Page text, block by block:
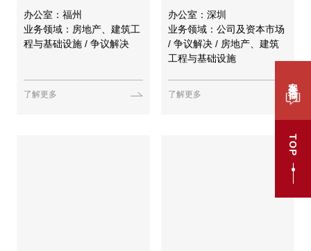
TOP
办公室：福州
业务领域：房地产、建筑工
程与基础设施 / 争议解决
了解更多
办公室：深圳
业务领域：公司及资本市场
/ 争议解决 / 房地产、建筑
工程与基础设施
了解更多